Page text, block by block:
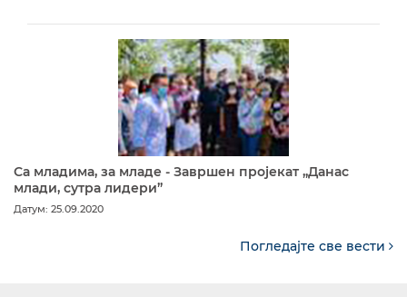
Са младима, за младе - Завршен пројекат „Данас
млади, сутра лидери”
Датум: 25.09.2020
Погледајте све вести